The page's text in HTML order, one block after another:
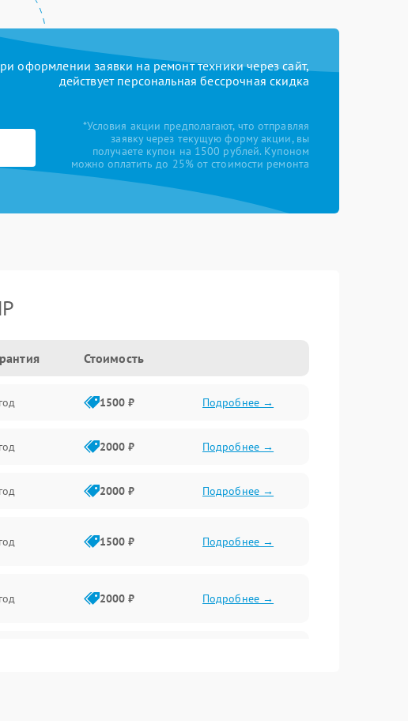
оформлении заявки на ремонт техники через сайт,
действует персональная бессрочная скидка
*Условия акции предполагают, что отправляя
заявку через текущую форму акции, вы
получаете купон на 1500 рублей. Купоном
можно оплатить до 25% от стоимости ремонта
Стоимость
1500 ₽ Подробнее →
2000 ₽ Подробнее →
2000 ₽ Подробнее →
1500 ₽ Подробнее →
2000 ₽ Подробнее →